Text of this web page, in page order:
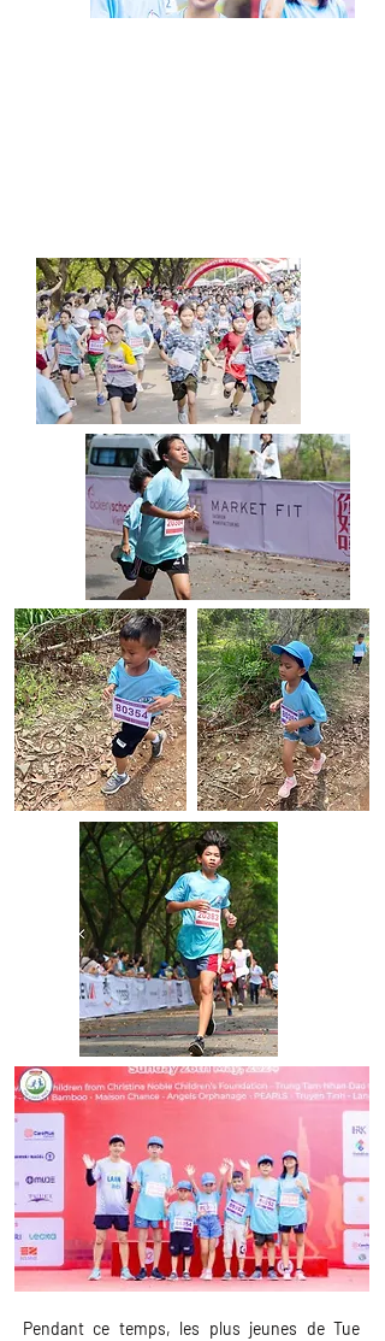
Pendant ce temps, les plus jeunes de Tue